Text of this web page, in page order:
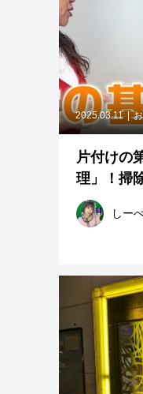
2025.03.11
片付けの
理」！掃
しー